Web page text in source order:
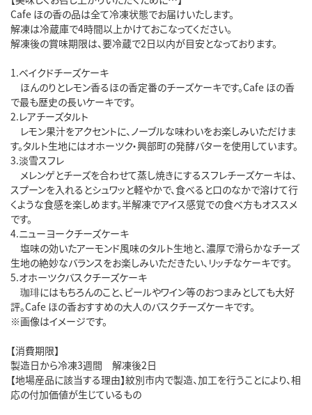
Cafe ほの香の品は全て冷凍状態でお届けいたします。
解凍は冷蔵庫で4時間以上かけておこなってください。
解凍後の賞味期限は、要冷蔵で2日以内が目安となっております。
1.ベイクドチーズケーキ
ほんのりとレモン香るほの香定番のチーズケーキです。Cafe ほの香
で最も歴史の長いケーキです。
2.レアチーズタルト
レモン果汁をアクセントに、ノーブルな味わいをお楽しみいただけま
す。タルト生地にはオホーツク・興部町の発酵バターを使用しています。
3.淡雪スフレ
メレンゲとチーズを合わせて蒸し焼きにするスフレチーズケーキは、
スプーンを入れるとシュワッと軽やかで、食べると口のなかで溶けて行
くような食感を楽しめます。半解凍でアイス感覚での食べ方もオススメ
です。
4.ニューヨークチーズケーキ
塩味の効いたアーモンド風味のタルト生地と、濃厚で滑らかなチーズ
生地の絶妙なバランスをお楽しみいただきたい、リッチなケーキです。
5.オホーツクバスクチーズケーキ
珈琲にはもちろんのこと、ビールやワイン等のおつまみとしても大好
評。Cafe ほの香おすすめの大人のバスクチーズケーキです。
※画像はイメージです。
【消費期限】
製造日から冷凍3週間 解凍後2日
【地場産品に該当する理由】紋別市内で製造、加工を行うことにより、相
応の付加価値が生じているもの